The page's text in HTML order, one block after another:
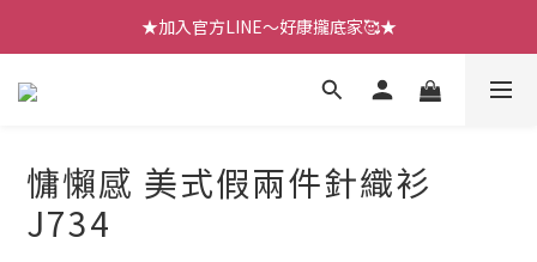
【七月新品】上架了!! 限時折扣優惠😍
★加入官方LINE～好康攏底家🥰★
【七月新品】上架了!! 限時折扣優惠😍
慵懶感 美式假兩件針織衫
J734